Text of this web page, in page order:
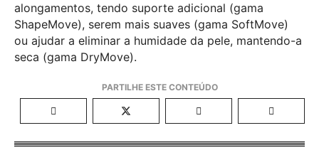
alongamentos, tendo suporte adicional (gama
ShapeMove), serem mais suaves (gama SoftMove)
ou ajudar a eliminar a humidade da pele, mantendo-a
seca (gama DryMove).